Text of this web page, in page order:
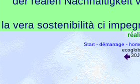
la vera sostenibilità ci
Start - démarrage -